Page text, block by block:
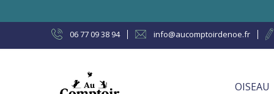
06 77 09 38 94 info@aucomptoirdenoe.fr
OISEAU